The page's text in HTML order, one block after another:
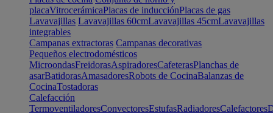
placaVitrocerámicaPlacas de inducciónPlacas de gas
Lavavajillas Lavavajillas 60cmLavavajillas 45cmLavavajillas
integrables
Campanas extractoras Campanas decorativas
Pequeños electrodomésticos
MicroondasFreidorasAspiradoresCafeterasPlanchas de
asarBatidorasAmasadoresRobots de CocinaBalanzas de
CocinaTostadoras
Calefacción
TermoventiladoresConvectoresEstufasRadiadoresCalefactores